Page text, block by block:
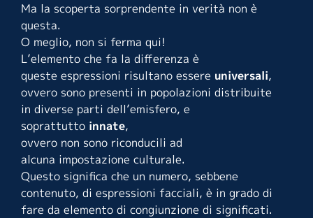
Ma la scoperta sorprendente in verità non è
questa.
O meglio, non si ferma qui!
L’elemento che fa la differenza è
queste espressioni risultano essere universali,
ovvero sono presenti in popolazioni distribuite
in diverse parti dell’emisfero, e
soprattutto innate,
ovvero non sono riconducili ad
alcuna impostazione culturale.
Questo significa che un numero, sebbene
contenuto, di espressioni facciali, è in grado di
fare da elemento di congiunzione di significati.